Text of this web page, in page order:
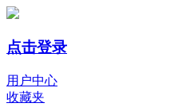
点击登录
用户中心
收藏夹